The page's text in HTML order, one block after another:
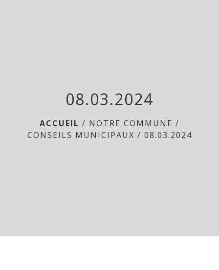
08.03.2024
ACCUEIL / NOTRE COMMUNE /
CONSEILS MUNICIPAUX / 08.03.2024